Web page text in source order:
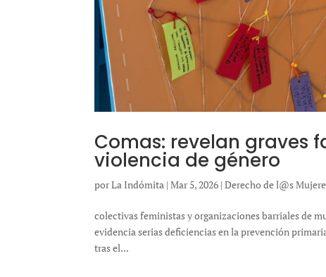
Comas: revelan graves
violencia de género
porLa Indómita |Mar 5, 2026 |Derecho de l@s
colectivas feministas y organizaciones barriales de
evidencia serias deficiencias en la prevención
tras el...